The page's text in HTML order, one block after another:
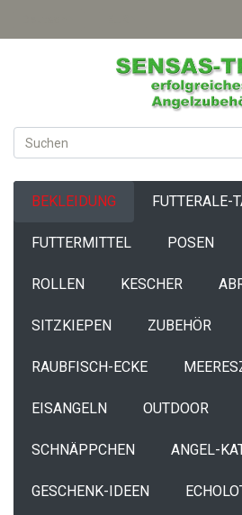
BEKLEIDUNG FUTTERALE-
FUTTERMITTEL POSEN
ROLLEN KESCHER
SITZKIEPEN ZUBEHÖR
RAUBFISCH-ECKE
EISANGELN OUTDOOR
SCHNÄPPCHEN ANGEL-
GESCHENK-IDEEN